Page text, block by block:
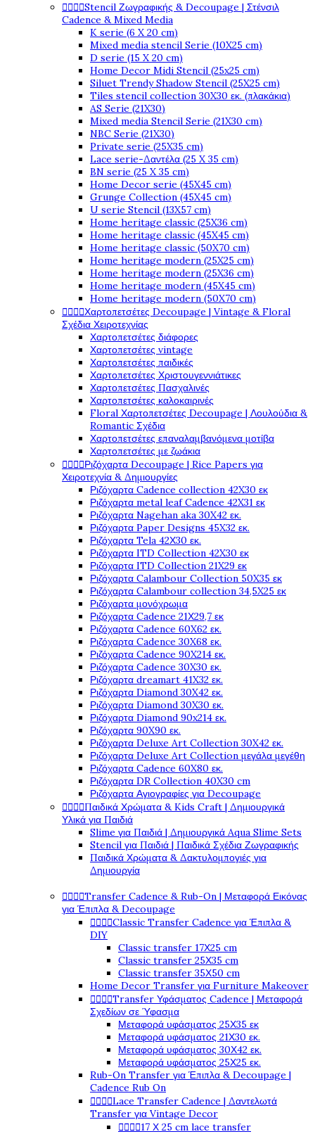
   Stencil Ζωγραφικής & Decoupage | Στένσιλ
Cadence & Mixed Media
K serie (6 X 20 cm)
Mixed media stencil Serie (10X25 cm)
D serie (15 X 20 cm)
Home Decor Midi Stencil (25x25 cm)
Siluet Trendy Shadow Stencil (25X25 cm)
Tiles stencil collection 30X30 εκ. (πλακάκια)
AS Serie (21X30)
Mixed media Stencil Serie (21X30 cm)
NBC Serie (21X30)
Private serie (25X35 cm)
Lace serie-Δαντέλα (25 X 35 cm)
BN serie (25 X 35 cm)
Home Decor serie (45X45 cm)
Grunge Collection (45X45 cm)
U serie Stencil (13X57 cm)
Home heritage classic (25X36 cm)
Home heritage classic (45X45 cm)
Home heritage classic (50X70 cm)
Home heritage modern (25X25 cm)
Home heritage modern (25X36 cm)
Home heritage modern (45X45 cm)
Home heritage modern (50X70 cm)
   Χαρτοπετσέτες Decoupage | Vintage & Floral
Σχέδια Χειροτεχνίας
Χαρτοπετσέτες διάφορες
Χαρτοπετσέτες vintage
Χαρτοπετσέτες παιδικές
Χαρτοπετσέτες Χριστουγεννιάτικες
Χαρτοπετσέτες Πασχαλινές
Χαρτοπετσέτες καλοκαιρινές
Floral Χαρτοπετσέτες Decoupage | Λουλούδια &
Romantic Σχέδια
Χαρτοπετσέτες επαναλαμβανόμενα μοτίβα
Χαρτοπετσέτες με ζωάκια
   Ριζόχαρτα Decoupage | Rice Papers για
Χειροτεχνία & Δημιουργίες
Ριζόχαρτα Cadence collection 42X30 εκ
Ριζόχαρτα metal leaf Cadence 42X31 εκ
Ριζόχαρτα Nagehan aka 30X42 εκ.
Ριζόχαρτα Paper Designs 45X32 εκ.
Ριζόχαρτα Tela 42Χ30 εκ.
Ριζόχαρτα ITD Collection 42X30 εκ
Ριζόχαρτα ITD Collection 21X29 εκ
Ριζόχαρτα Calambour Collection 50X35 εκ
Ριζόχαρτα Calambour collection 34,5X25 εκ
Ριζόχαρτα μονόχρωμα
Ριζόχαρτα Cadence 21Χ29,7 εκ
Ριζόχαρτα Cadence 60X62 εκ.
Ριζόχαρτα Cadence 30X68 εκ.
Ριζόχαρτα Cadence 90X214 εκ.
Ριζόχαρτα Cadence 30X30 εκ.
Ριζόχαρτα dreamart 41X32 εκ.
Ριζόχαρτα Diamond 30X42 εκ.
Ριζόχαρτα Diamond 30X30 εκ.
Ριζόχαρτα Diamond 90x214 εκ.
Ριζόχαρτα 90X90 εκ.
Ριζόχαρτα Deluxe Art Collection 30X42 εκ.
Ριζόχαρτα Deluxe Art Collection μεγάλα μεγέθη
Ριζόχαρτα Cadence 60X80 εκ.
Ριζόχαρτα DR Collection 40X30 cm
Ριζόχαρτα Αγιογραφίες για Decoupage
   Παιδικά Χρώματα & Kids Craft | Δημιουργικά
Υλικά για Παιδιά
Slime για Παιδιά | Δημιουργικά Aqua Slime Sets
Stencil για Παιδιά | Παιδικά Σχέδια Ζωγραφικής
Παιδικά Χρώματα & Δακτυλομπογιές για
Δημιουργία
   Transfer Cadence & Rub-On | Μεταφορά Εικόνας
για Έπιπλα & Decoupage
   Classic Transfer Cadence για Έπιπλα &
DIY
Classic transfer 17Χ25 cm
Classic transfer 25Χ35 cm
Classic transfer 35Χ50 cm
Home Decor Transfer για Furniture Makeover
   Transfer Υφάσματος Cadence | Μεταφορά
Σχεδίων σε Ύφασμα
Μεταφορά υφάσματος 25Χ35 εκ
Μεταφορά υφάσματος 21Χ30 εκ.
Μεταφορά υφάσματος 30Χ42 εκ.
Μεταφορά υφάσματος 25Χ25 εκ.
Rub-On Transfer για Έπιπλα & Decoupage |
Cadence Rub On
   Lace Transfer Cadence | Δαντελωτά
Transfer για Vintage Decor
   17 Χ 25 cm lace transfer